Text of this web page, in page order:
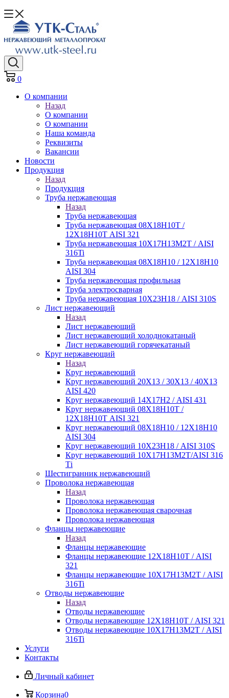
0
О компании
Назад
О компании
О компании
Наша команда
Реквизиты
Вакансии
Новости
Продукция
Назад
Продукция
Труба нержавеющая
Назад
Труба нержавеющая
Труба нержавеющая 08Х18Н10Т /
12Х18Н10Т AISI 321
Труба нержавеющая 10Х17Н13М2Т / AISI
316Ti
Труба нержавеющая 08Х18Н10 / 12Х18Н10
AISI 304
Труба нержавеющая профильная
Труба электросварная
Труба нержавеющая 10Х23Н18 / AISI 310S
Лист нержавеющий
Назад
Лист нержавеющий
Лист нержавеющий холоднокатаный
Лист нержавеющий горячекатаный
Круг нержавеющий
Назад
Круг нержавеющий
Круг нержавеющий 20Х13 / 30Х13 / 40Х13
AISI 420
Круг нержавеющий 14Х17Н2 / AISI 431
Круг нержавеющий 08Х18Н10Т /
12Х18Н10Т AISI 321
Круг нержавеющий 08Х18Н10 / 12Х18Н10
AISI 304
Круг нержавеющий 10Х23Н18 / AISI 310S
Круг нержавеющий 10Х17Н13М2Т/AISI 316
Тi
Шестигранник нержавеющий
Проволока нержавеющая
Назад
Проволока нержавеющая
Проволока нержавеющая сварочная
Проволока нержавеющая
Фланцы нержавеющие
Назад
Фланцы нержавеющие
Фланцы нержавеющие 12Х18Н10Т / AISI
321
Фланцы нержавеющие 10Х17Н13М2Т / AISI
316Ti
Отводы нержавеющие
Назад
Отводы нержавеющие
Отводы нержавеющие 12Х18Н10Т / AISI 321
Отводы нержавеющие 10Х17Н13М2Т / AISI
316Ti
Услуги
Контакты
Личный кабинет
Корзина0